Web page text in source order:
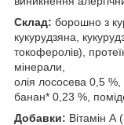
Склад: борошно з
кукурудзяна,
токоферолів),
мінерали,
олія лососева 0,5 %,
банан* 0,23 %,
Добавки: Вітамін